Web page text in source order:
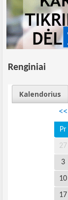
Renginiai
Kalendorius
<<
Pr
27
3
10
17